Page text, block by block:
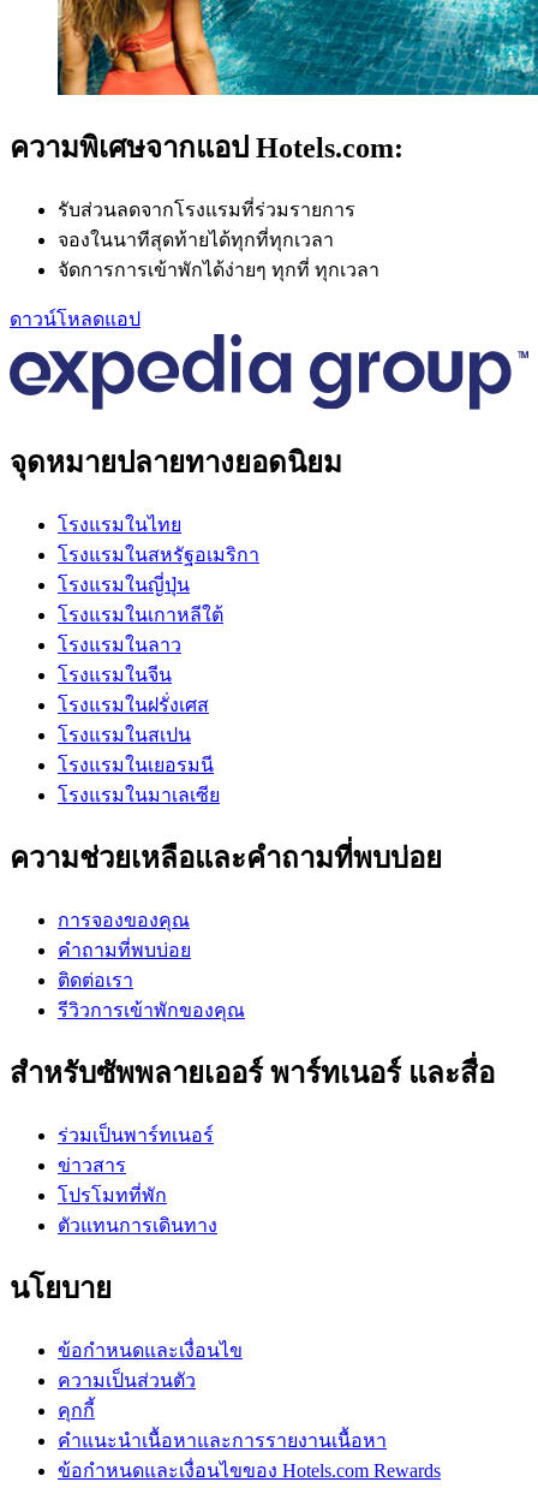
ความพิเศษจากแอป Hotels.com:
รับส่วนลดจากโรงแรมที่ร่วมรายการ
จองในนาทีสุดท้ายได้ทุกที่ทุกเวลา
จัดการการเข้าพักได้ง่ายๆ ทุกที่ ทุกเวลา
ดาวน์โหลดแอป
จุดหมายปลายทางยอดนิยม
โรงแรมในไทย
โรงแรมในสหรัฐอเมริกา
โรงแรมในญี่ปุ่น
โรงแรมในเกาหลีใต้
โรงแรมในลาว
โรงแรมในจีน
โรงแรมในฝรั่งเศส
โรงแรมในสเปน
โรงแรมในเยอรมนี
โรงแรมในมาเลเซีย
ความช่วยเหลือและคำถามที่พบบ่อย
การจองของคุณ
คำถามที่พบบ่อย
ติดต่อเรา
รีวิวการเข้าพักของคุณ
สำหรับซัพพลายเออร์ พาร์ทเนอร์ และสื่อ
ร่วมเป็นพาร์ทเนอร์
ข่าวสาร
โปรโมทที่พัก
ตัวแทนการเดินทาง
นโยบาย
ข้อกำหนดและเงื่อนไข
ความเป็นส่วนตัว
คุกกี้
คำแนะนำเนื้อหาและการรายงานเนื้อหา
ข้อกำหนดและเงื่อนไขของ Hotels.com Rewards